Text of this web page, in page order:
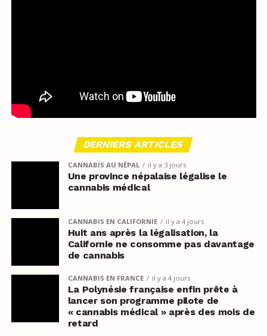
DERNIERS ARTICLES
CANNABIS AU NÉPAL il y a 3 jours
Une province népalaise légalise le
cannabis médical
CANNABIS EN CALIFORNIE il y a 4 jours
Huit ans après la légalisation, la
Californie ne consomme pas davantage
de cannabis
CANNABIS EN FRANCE il y a 4 jours
La Polynésie française enfin prête à
lancer son programme pilote de
« cannabis médical » après des mois de
retard